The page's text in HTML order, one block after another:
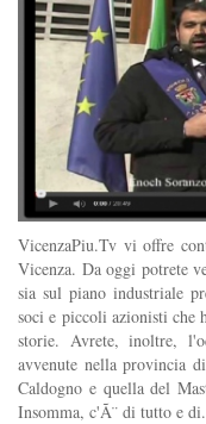
VicenzaPiu.Tv vi offre
Vicenza. Da oggi potrete
sia sul piano industriale
soci e piccoli azionisti che
storie. Avrete, inoltre,
avvenute nella provincia
Caldogno e quella del
Insomma, c'Ã¨ di tutto e